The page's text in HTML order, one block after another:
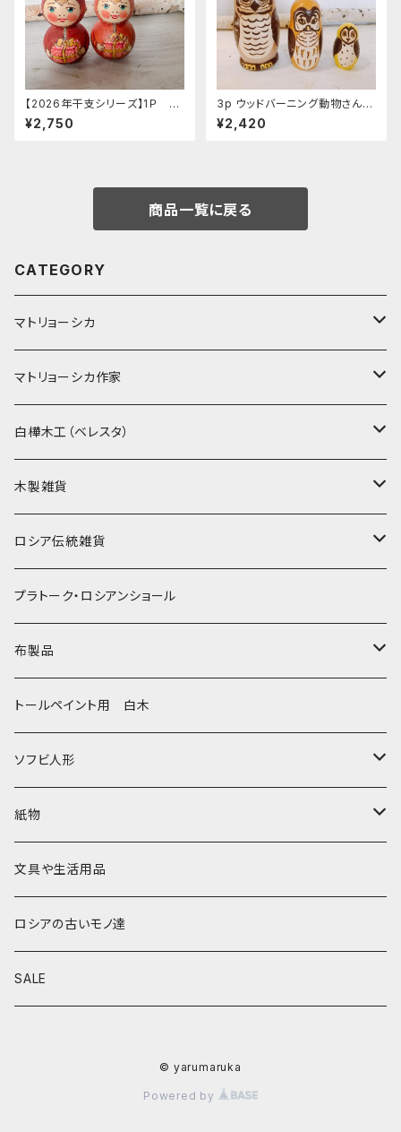
【2026年干支シリーズ】1Ｐ リ
ューバ作 お馬ちゃん人形 B「プ
レゼント」
¥2,750
3p ウッドバーニング動物さんマ
トリョーシカ 「みみずく メタリ
ック」 10.5cm MT008
¥2,420
商品一覧に戻る
CATEGORY
マトリョーシカ
ノン入れ子マトリョーシカ
イコンモチーフ
クリスマス
ノリンスクの子達
動物マトリョーシカ
セミョーノフの子達
その他のマトショーシカ
キーロフの子達
マトリョーシカ作家
イリーナ・ヴァトゥルーシキナ
タマラ・コリエワ
ナジェジダ・イワンツォワ
リュボーフィ・ブズイキナ
タチアナ ドゥビニッチ
エレナ・イワンツォワ
バローニナ・マリヤ
ヴィクトル・ニキーチン
その他
白樺木工（ベレスタ）
型押しの箱
キャニスター
白樺編み
トレイ・平皿
白樺靴
白樺その他
木製雑貨
ニードルケース・お針刺し
ベル・起きあがりこぼし
オルゴール
キッチン
イースターエッグ
小物入れ・ボトルケース
置物
カラクリおもちゃ
キーホルダー他
ロシア伝統雑貨
ホフロマ
アルハンゲリスク
ゴロジェッツ
ジョストボ
グジェリ
プラトーク・ロシアンショール
布製品
キッチンクロス
ソビエトデザイン 昔の布
切り売り布・リボン
その他
トールペイント用 白木
ソフビ人形
現代物
ソビエト時代モノ等
紙物
本類
お祝い封筒
カード類
文具や生活用品
ロシアの古いモノ達
SALE
© yarumaruka
Powered by